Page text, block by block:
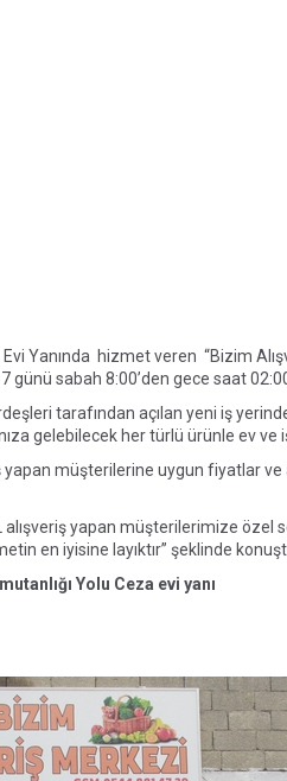
Evi Yanında hizmet veren “Bizim
günü sabah 8:00’den gece saat
tarafından açılan yeni iş
gelebilecek her türlü ürünle ev
yapan müşterilerine uygun fiyatlar
yapan müşterilerimize özel
en iyisine layıktır” şeklinde
Yolu Ceza evi yanı